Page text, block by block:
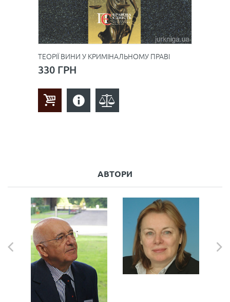
ТЕОРІЇ ВИНИ У КРИМІНАЛЬНОМУ ПРАВІ
330 ГРН
АВТОРИ